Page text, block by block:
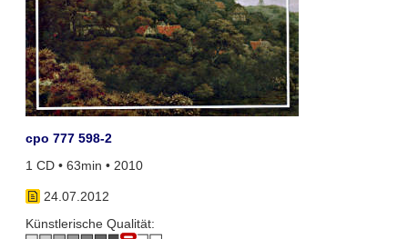
cpo 777 598-2
1 CD • 63min • 2010
24.07.2012
Künstlerische Qualität: